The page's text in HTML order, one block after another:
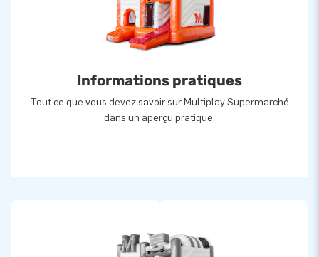
Informations pratiques
Tout ce que vous devez savoir sur Multiplay Supermarché
dans un aperçu pratique.